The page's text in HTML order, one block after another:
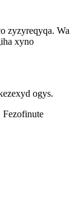
zyzyreqyqa. Wa
xyno
ogys.